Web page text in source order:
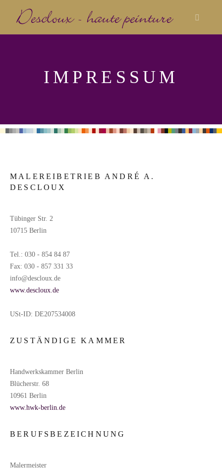
IMPRESSUM
MALEREIBETRIEB ANDRÉ A.
DESCLOUX
Tübinger Str. 2
10715 Berlin
Tel.: 030 - 854 84 87
Fax: 030 - 857 331 33
info@descloux.de
www.descloux.de
USt-ID: DE207534008
ZUSTÄNDIGE KAMMER
Handwerkskammer Berlin
Blücherstr. 68
10961 Berlin
www.hwk-berlin.de
BERUFSBEZEICHNUNG
Malermeister